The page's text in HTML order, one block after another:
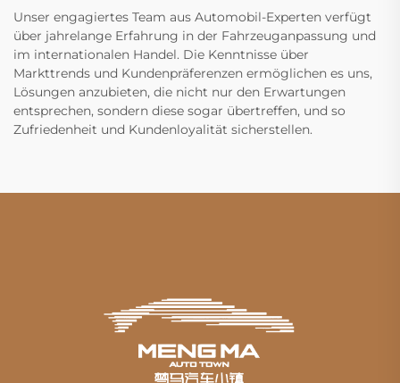
Unser engagiertes Team aus Automobil-Experten verfügt
über jahrelange Erfahrung in der Fahrzeuganpassung und
im internationalen Handel. Die Kenntnisse über
Markttrends und Kundenpräferenzen ermöglichen es uns,
Lösungen anzubieten, die nicht nur den Erwartungen
entsprechen, sondern diese sogar übertreffen, und so
Zufriedenheit und Kundenloyalität sicherstellen.